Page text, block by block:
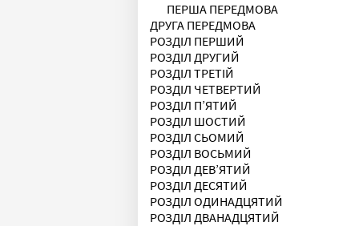
ПЕРША ПЕРЕДМОВА
ДРУГА ПЕРЕДМОВА
РОЗДІЛ ПЕРШИЙ
РОЗДІЛ ДРУГИЙ
РОЗДІЛ ТРЕТІЙ
РОЗДІЛ ЧЕТВЕРТИЙ
РОЗДІЛ П’ЯТИЙ
РОЗДІЛ ШОСТИЙ
РОЗДІЛ СЬОМИЙ
РОЗДІЛ ВОСЬМИЙ
РОЗДІЛ ДЕВ’ЯТИЙ
РОЗДІЛ ДЕСЯТИЙ
РОЗДІЛ ОДИНАДЦЯТИЙ
РОЗДІЛ ДВАНАДЦЯТИЙ